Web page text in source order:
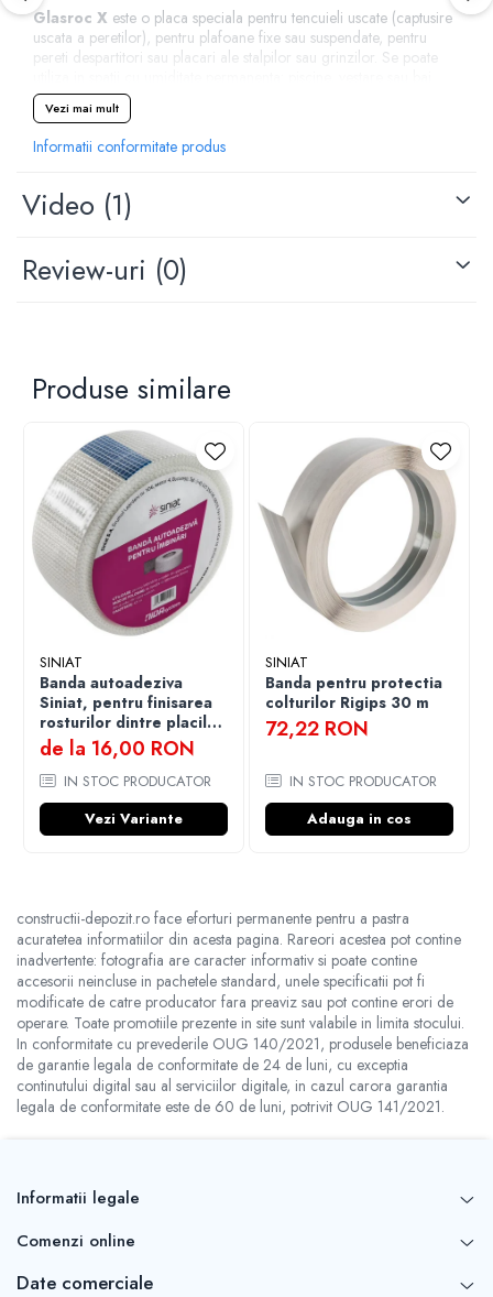
Glasroc X este o placa speciala pentru tencuieli uscate (captusire
uscata a peretilor), pentru plafoane fixe sau suspendate, pentru
pereti despartitori sau placari ale stalpilor sau grinzilor. Se poate
In anumite conditii poate fi utilizata si la exterior, putand fi expusa
factorilor de mediu, neprotejata, pentru o perioada de pana la 12
luni.
vedere, fixarea facandu-se cu suruburi autofiletante pe profile
metalice cu grosime <0,7 mm sau cu suruburi autoperforante pe
cazul constructiilor la exterior se vor folosi suruburi rezistente la
coroziune.
Vezi mai mult
Informatii conformitate produs
Video (1)
Review-uri (0)
Produse similare
SINIAT
Banda autoadeziva
Siniat, pentru finisarea
rosturilor dintre placile
de gips carton din plasa
de fibra de sticla
de la 16,00 RON
IN STOC PRODUCATOR
Vezi Variante
SINIAT
Banda pentru protectia
colturilor Rigips 30 m
72,22 RON
IN STOC PRODUCATOR
Adauga in cos
constructii-depozit.ro face eforturi permanente pentru a pastra
acuratetea informatiilor din acesta pagina. Rareori acestea pot contine
inadvertente: fotografia are caracter informativ si poate contine
accesorii neincluse in pachetele standard, unele specificatii pot fi
modificate de catre producator fara preaviz sau pot contine erori de
operare. Toate promotiile prezente in site sunt valabile in limita stocului.
In conformitate cu prevederile OUG 140/2021, produsele beneficiaza
de garantie legala de conformitate de 24 de luni, cu exceptia
continutului digital sau al serviciilor digitale, in cazul carora garantia
legala de conformitate este de 60 de luni, potrivit OUG 141/2021.
Informatii legale
Comenzi online
Date comerciale